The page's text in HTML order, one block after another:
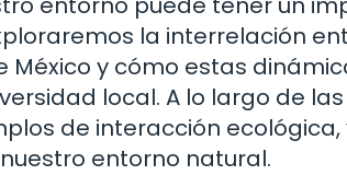
la interrelación
y cómo estas
local. A lo largo de
de interacción
entorno natural.